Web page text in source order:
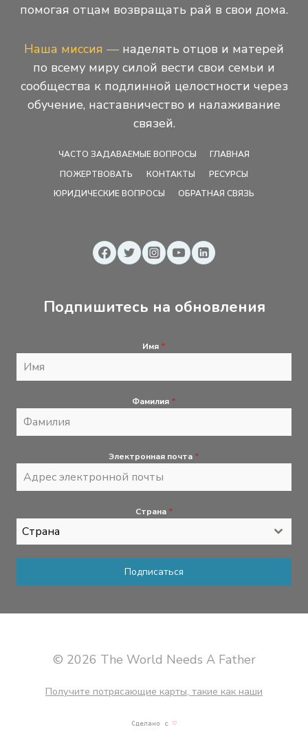
помогая отцам возвращать рай в свои дома.
Наша миссия — наделять отцов и матерей
по всему миру силой вести свои семьи и
сообщества к подлинной целостности через
обучение, наставничество и налаживание
связей.
ЧАСТО ЗАДАВАЕМЫЕ ВОПРОСЫ
ГЛАВНАЯ
ПОЖЕРТВОВАТЬ
КОНТАКТЫ
РЕСУРСЫ
ЮРИДИЧЕСКИЕ ВОПРОСЫ
ОБРАТНАЯ СВЯЗЬ
Подпишитесь на обновления
Имя *
Фамилия *
Электронная почта *
Страна *
Страна
Подписаться
© 2026 The World Needs A Father
Получите потрясающие карты, такие как наши
Сделано с ♡